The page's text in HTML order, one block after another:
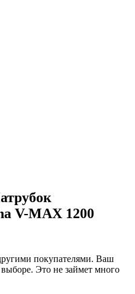
V-MAX 1200
покупателями. Ваш
Это не займет много